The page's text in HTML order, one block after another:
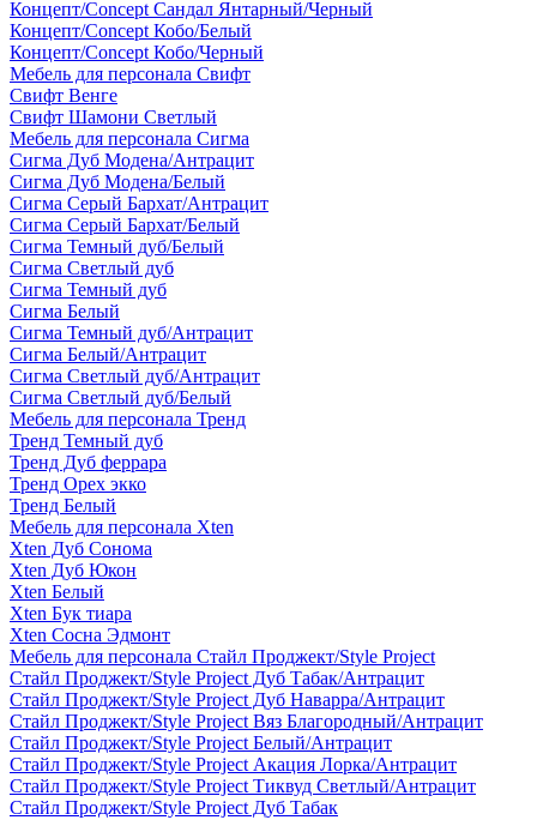
Концепт/Concept Сандал Янтарный/Черный
Концепт/Concept Кобо/Белый
Концепт/Concept Кобо/Черный
Мебель для персонала Свифт
Свифт Венге
Свифт Шамони Светлый
Мебель для персонала Сигма
Сигма Дуб Модена/Антрацит
Сигма Дуб Модена/Белый
Сигма Серый Бархат/Антрацит
Сигма Серый Бархат/Белый
Сигма Темный дуб/Белый
Сигма Светлый дуб
Сигма Темный дуб
Сигма Белый
Сигма Темный дуб/Антрацит
Сигма Белый/Антрацит
Сигма Светлый дуб/Антрацит
Сигма Светлый дуб/Белый
Мебель для персонала Тренд
Тренд Темный дуб
Тренд Дуб феррара
Тренд Орех экко
Тренд Белый
Мебель для персонала Xten
Xten Дуб Сонома
Xten Дуб Юкон
Xten Белый
Xten Бук тиара
Xten Сосна Эдмонт
Мебель для персонала Стайл Проджект/Style Project
Стайл Проджект/Style Project Дуб Табак/Антрацит
Стайл Проджект/Style Project Дуб Наварра/Антрацит
Стайл Проджект/Style Project Вяз Благородный/Антрацит
Стайл Проджект/Style Project Белый/Антрацит
Стайл Проджект/Style Project Акация Лорка/Антрацит
Стайл Проджект/Style Project Тиквуд Светлый/Антрацит
Стайл Проджект/Style Project Дуб Табак